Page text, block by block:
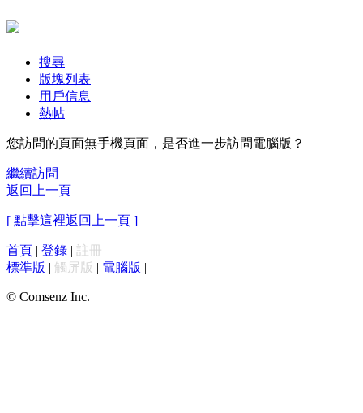
搜尋
版塊列表
用戶信息
熱帖
您訪問的頁面無手機頁面，是否進一步訪問電腦版？
繼續訪問
返回上一頁
[ 點擊這裡返回上一頁 ]
首頁 | 登錄 | 註冊
標準版 | 觸屏版 | 電腦版 |
© Comsenz Inc.